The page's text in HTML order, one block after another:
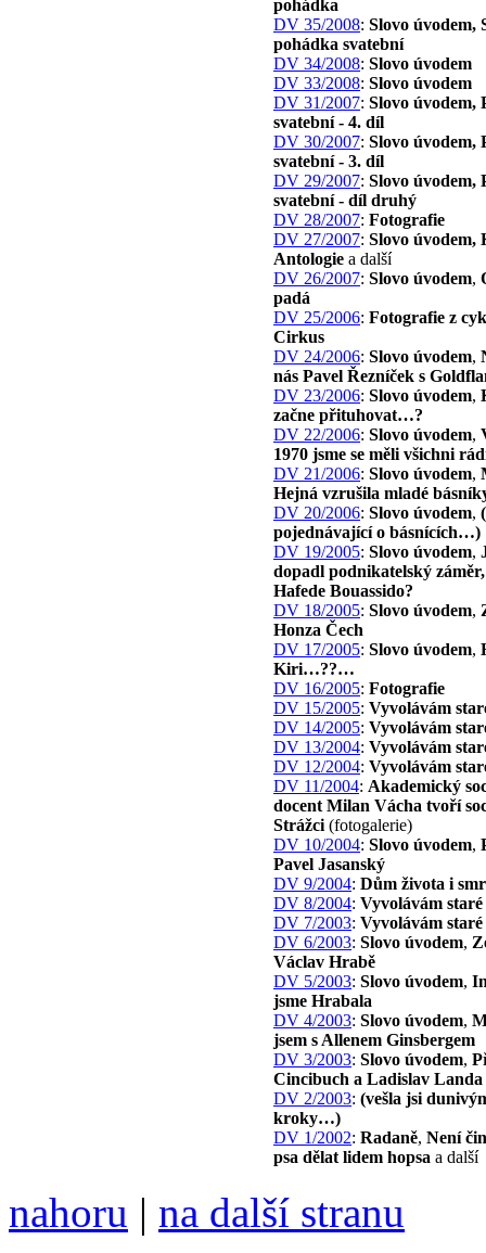
pohádka
DV 35/2008: Slovo úvodem,
pohádka svatební
DV 34/2008: Slovo úvodem
DV 33/2008: Slovo úvodem
DV 31/2007: Slovo úvodem,
svatební - 4. díl
DV 30/2007: Slovo úvodem,
svatební - 3. díl
DV 29/2007: Slovo úvodem,
svatební - díl druhý
DV 28/2007: Fotografie
DV 27/2007: Slovo úvodem,
Antologie a další
DV 26/2007: Slovo úvodem,
padá
DV 25/2006: Fotografie z
Cirkus
DV 24/2006: Slovo úvodem,
nás Pavel Řezníček s
DV 23/2006: Slovo úvodem,
začne přituhovat…?
DV 22/2006: Slovo úvodem,
1970 jsme se měli všichni
DV 21/2006: Slovo úvodem,
Hejná vzrušila mladé
DV 20/2006: Slovo úvodem,
pojednávající o básnících…)
DV 19/2005: Slovo úvodem,
dopadl podnikatelský
Hafede Bouassido?
DV 18/2005: Slovo úvodem,
Honza Čech
DV 17/2005: Slovo úvodem,
Kiri…??…
DV 16/2005: Fotografie
DV 15/2005: Vyvolávám
DV 14/2005: Vyvolávám
DV 13/2004: Vyvolávám
DV 12/2004: Vyvolávám
DV 11/2004: Akademický
docent Milan Vácha tvoří
Strážci (fotogalerie)
DV 10/2004: Slovo úvodem,
Pavel Jasanský
DV 9/2004: Dům života i
DV 8/2004: Vyvolávám
DV 7/2003: Vyvolávám
DV 6/2003: Slovo úvodem,
Václav Hrabě
DV 5/2003: Slovo úvodem,
jsme Hrabala
DV 4/2003: Slovo úvodem,
jsem s Allenem Ginsbergem
DV 3/2003: Slovo úvodem,
Cincibuch a Ladislav Landa
DV 2/2003: (vešla jsi
kroky…)
DV 1/2002: Radaně, Není
psa dělat lidem hopsa a další
nahoru | na další stranu